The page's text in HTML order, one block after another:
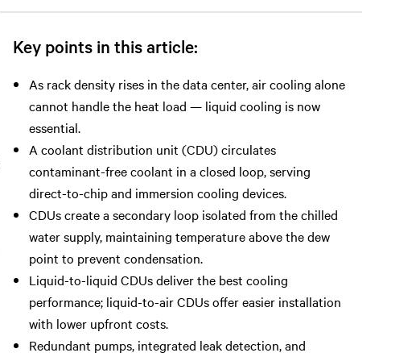
Key points in this article:
As rack density rises in the data center, air cooling alone
cannot handle the heat load — liquid cooling is now
essential.
A coolant distribution unit (CDU) circulates
contaminant-free coolant in a closed loop, serving
direct-to-chip and immersion cooling devices.
CDUs create a secondary loop isolated from the chilled
water supply, maintaining temperature above the dew
point to prevent condensation.
Liquid-to-liquid CDUs deliver the best cooling
performance; liquid-to-air CDUs offer easier installation
with lower upfront costs.
Redundant pumps, integrated leak detection, and